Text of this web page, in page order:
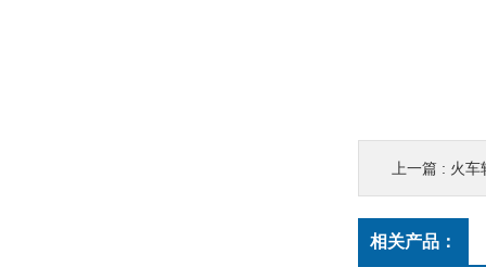
上一篇 : 火车
相关产品：